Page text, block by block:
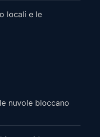
locali e le
nuvole bloccano